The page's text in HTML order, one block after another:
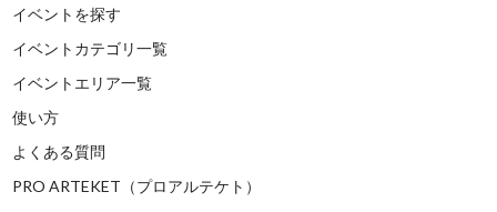
イベントを探す
イベントカテゴリ一覧
イベントエリア一覧
使い方
よくある質問
PRO ARTEKET（プロアルテケト）